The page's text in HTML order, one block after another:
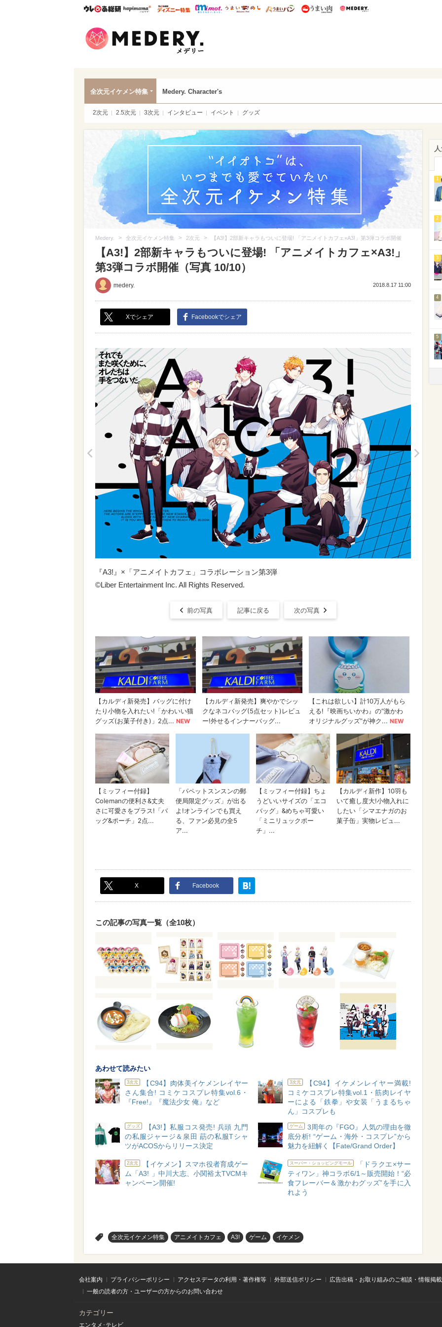
ウレぴあ総研ハピママ* ウレぴあ総研 ディズニー特集
mimot. うまいめし うまいパン うまい肉
全次元イケメン特集 Medery. Character's
2次元 2.5次元 3次元 インタビュー イベント グッズ
Medery. > 全次元イケメン特集 > 2次元 > 【A3!】2部新キャラもついに登場! 「アニメイトカフェ×A3!」第3弾コラボ開催
【A3!】2部新キャラもついに登場! 「アニメイトカフェ×A3!」
第3弾コラボ開催（写真 10/10）
medery. 2018.8.17 11:00
Xでシェア Facebookでシェア
『A3!』×「アニメイトカフェ」コラボレーション第3弾
©Liber Entertainment Inc. All Rights Reserved.
前の写真 記事に戻る 次の写真
X Facebook
この記事の写真一覧（全10枚）
あわせて読みたい
3次元
【C94】肉体美イケメンレイヤー
さん集合! コミケコスプレ特集vol.6・
『Free!』『魔法少女 俺』など
3次元
【C94】イケメンレイヤー満載!
コミケコスプレ特集vol.1・筋肉レイヤ
ーによる「鉄拳」や女装「うまるちゃ
ん」コスプレも
グッズ
【A3!】私服コス発売! 兵頭 九門
の私服ジャージ＆泉田 莇の私服Tシャ
ツがACOSからリリース決定
ゲーム
3周年の『FGO』人気の理由を徹
底分析! “ゲーム・海外・コスプレ”から
魅力を紐解く【Fate/Grand Order】
2次元
【イケメン】スマホ役者育成ゲー
ム「A3! 」中川大志、小関裕太TVCMキ
ャンペーン開催!
スーパー・ショッピングモール
「ドラクエ×サー
ティワン」神コラボ6/1～販売開始！“必
食フレーバー＆激かわグッズ”を手に入
れよう
全次元イケメン特集 アニメイトカフェ A3! ゲーム イケメン
1
2
3
4
5
会社案内 プライバシーポリシー アクセスデータの利用・著作権等 外部送信ポリシー
広告出稿・お取り組みのご相談・情報掲
一般の読者の方・ユーザーの方からのお問い合わせ
カテゴリー
エンタメ･テレビ